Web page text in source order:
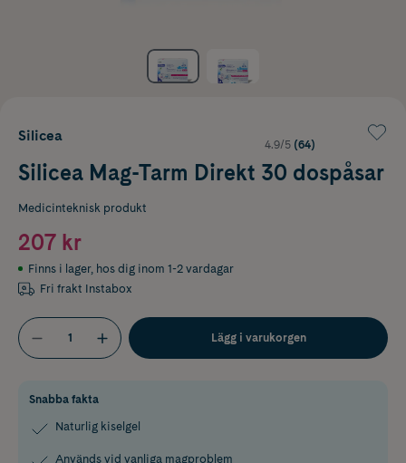
Silicea
4.9/5 (64)
Silicea Mag-Tarm Direkt 30 dospåsar
Medicinteknisk produkt
207 kr
Finns i lager, hos dig inom 1-2 vardagar
Fri frakt Instabox
Lägg i varukorgen
Snabba fakta
Naturlig kiselgel
Används vid vanliga magproblem